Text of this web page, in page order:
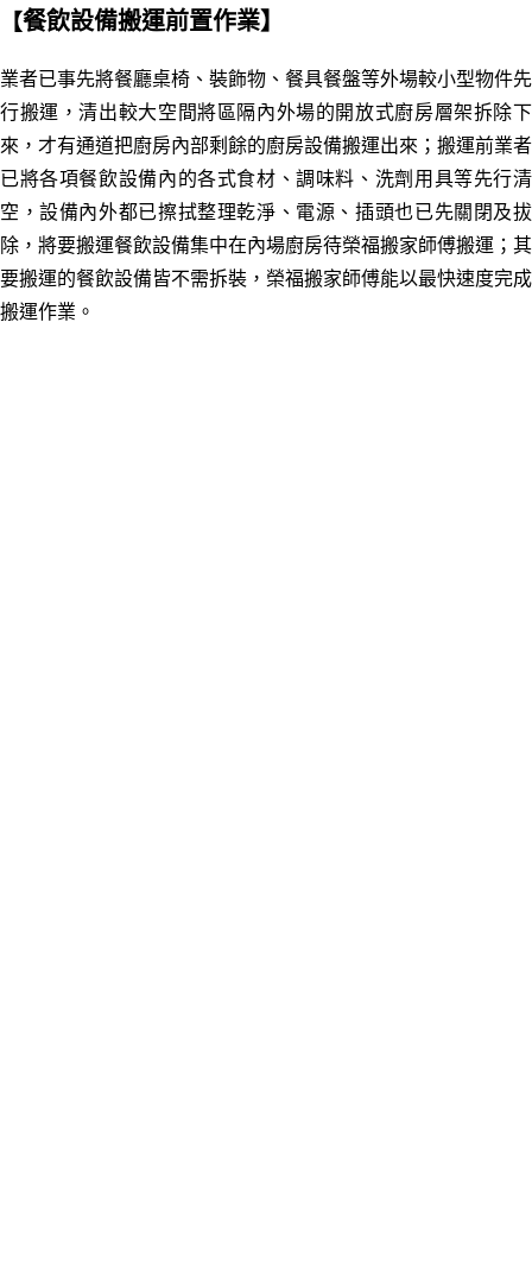
【餐飲設備搬運前置作業】
業者已事先將餐廳桌椅、裝飾物、餐具餐盤等外場較小型物件先
行搬運，清出較大空間將區隔內外場的開放式廚房層架拆除下
來，才有通道把廚房內部剩餘的廚房設備搬運出來；搬運前業者
已將各項餐飲設備內的各式食材、調味料、洗劑用具等先行清
空，設備內外都已擦拭整理乾淨、電源、插頭也已先關閉及拔
除，將要搬運餐飲設備集中在內場廚房待榮福搬家師傅搬運；其
要搬運的餐飲設備皆不需拆裝，榮福搬家師傅能以最快速度完成
搬運作業。